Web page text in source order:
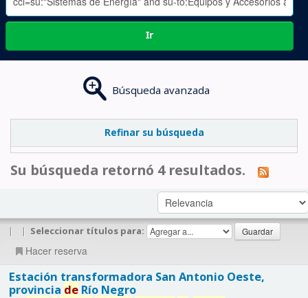
Ir
Búsqueda avanzada
Refinar su búsqueda
Su búsqueda retornó 4 resultados.
| | Seleccionar títulos para:
Hacer reserva
Estación transformadora San Antonio Oeste,
provincia deRío Negro